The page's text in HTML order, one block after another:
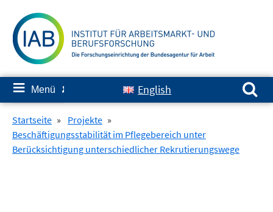
zum
Inhalt
≡ Menü ✘ English
Suchen nach:
Startseite » Projekte »
Beschäftigungsstabilität im Pflegebereich unter
Berücksichtigung unterschiedlicher Rekrutierungswege